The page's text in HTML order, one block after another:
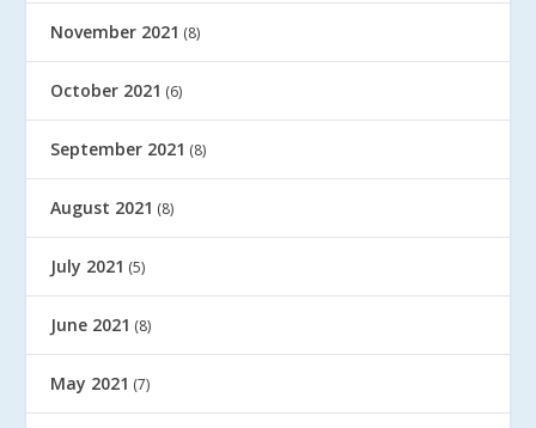
November 2021 (8)
October 2021 (6)
September 2021 (8)
August 2021 (8)
July 2021 (5)
June 2021 (8)
May 2021 (7)